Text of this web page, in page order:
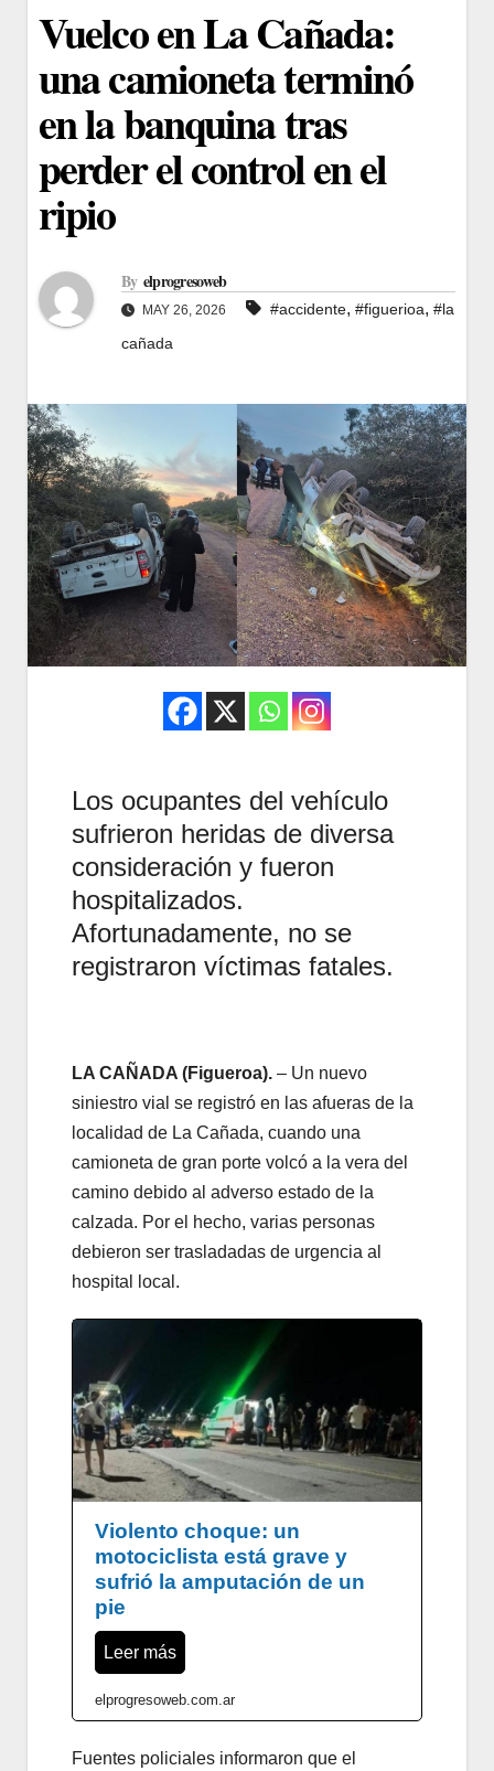
Vuelco en La Cañada:
una camioneta terminó
en la banquina tras
perder el control en el
ripio
By elprogresoweb
MAY 26, 2026 #accidente, #figuerioa, #la
cañada
Los ocupantes del vehículo
sufrieron heridas de diversa
consideración y fueron
hospitalizados.
Afortunadamente, no se
registraron víctimas fatales.
LA CAÑADA (Figueroa). – Un nuevo
siniestro vial se registró en las afueras de la
localidad de La Cañada, cuando una
camioneta de gran porte volcó a la vera del
camino debido al adverso estado de la
calzada. Por el hecho, varias personas
debieron ser trasladadas de urgencia al
hospital local.
Violento choque: un
motociclista está grave y
sufrió la amputación de un
pie
Leer más
elprogresoweb.com.ar
Fuentes policiales informaron que el